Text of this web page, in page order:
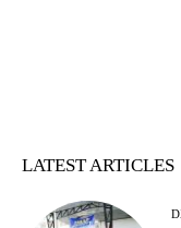
LATEST ARTICLES